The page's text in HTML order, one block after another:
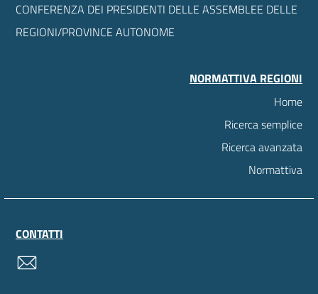
CONFERENZA DEI PRESIDENTI DELLE ASSEMBLEE DELLE
REGIONI/PROVINCE AUTONOME
NORMATTIVA REGIONI
Home
Ricerca semplice
Ricerca avanzata
Normattiva
CONTATTI